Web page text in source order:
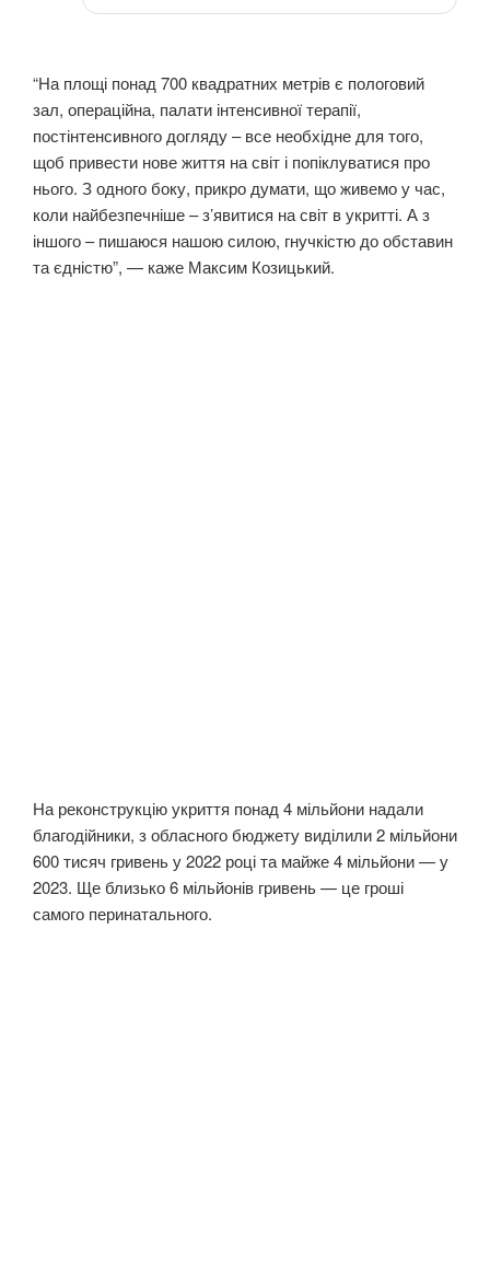
“На площі понад 700 квадратних метрів є пологовий
зал, операційна, палати інтенсивної терапії,
постінтенсивного догляду – все необхідне для того,
щоб привести нове життя на світ і попіклуватися про
нього. З одного боку, прикро думати, що живемо у час,
коли найбезпечніше – з’явитися на світ в укритті. А з
іншого – пишаюся нашою силою, гнучкістю до обставин
та єдністю”, — каже Максим Козицький.
На реконструкцію укриття понад 4 мільйони надали
благодійники, з обласного бюджету виділили 2 мільйони
600 тисяч гривень у 2022 році та майже 4 мільйони — у
2023. Ще близько 6 мільйонів гривень — це гроші
самого перинатального.